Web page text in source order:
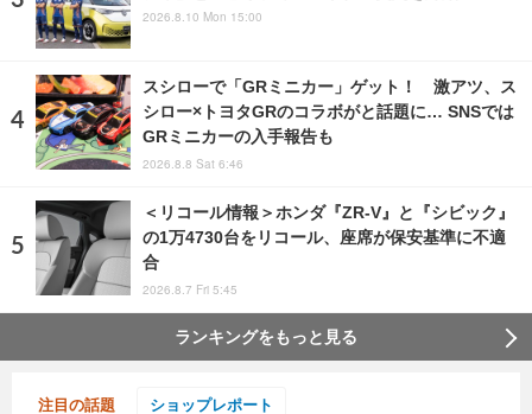
2026.8.10 Mon 15:00
スシローで「GRミニカー」ゲット！ 激アツ、ス
シロー×トヨタGRのコラボがと話題に… SNSでは
GRミニカーの入手報告も
2026.8.8 Sat 6:46
＜リコール情報＞ホンダ『ZR-V』と『シビック』
の1万4730台をリコール、座席が保安基準に不適
合
2026.8.7 Fri 5:45
ランキングをもっと見る
注目の話題 ショップレポート